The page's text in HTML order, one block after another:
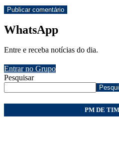
WhatsApp
Entre e receba notícias do dia.
Entrar no Grupo
Pesquisar
PM DE